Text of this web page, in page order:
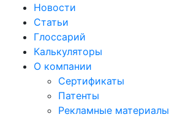
Новости
Статьи
Глоссарий
Калькуляторы
О компании
Сертификаты
Патенты
Рекламные материалы